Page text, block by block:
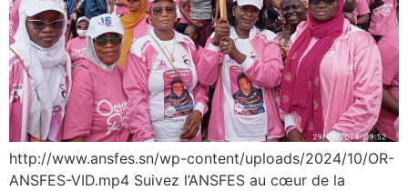
http://www.ansfes.sn/wp-content/uploads/2024/10/OR-
ANSFES-VID.mp4 Suivez l’ANSFES au cœur de la